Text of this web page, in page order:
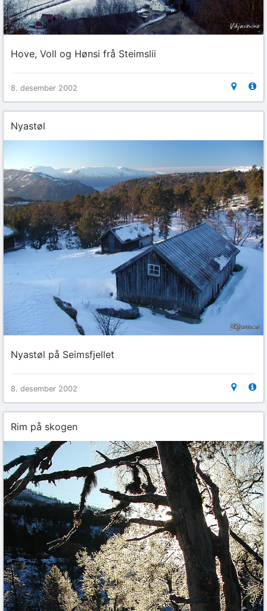
Hove, Voll og Hønsi frå Steimslii
8. desember 2002
Nyastøl
Nyastøl på Seimsfjellet
8. desember 2002
Rim på skogen